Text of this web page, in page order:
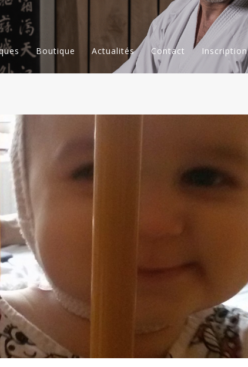
Boutique Actualités Contact Inscription